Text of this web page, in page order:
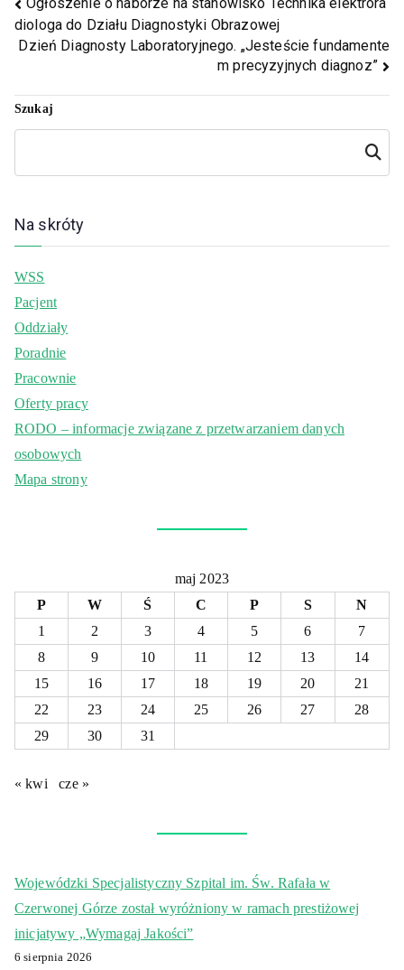
Ogłoszenie o naborze na stanowisko Technika elektrora
diologa do Działu Diagnostyki Obrazowej
Dzień Diagnosty Laboratoryjnego. „Jesteście fundamente
m precyzyjnych diagnoz”
Szukaj
Szukaj
Na skróty
WSS
Pacjent
Oddziały
Poradnie
Pracownie
Oferty pracy
RODO – informacje związane z przetwarzaniem danych
osobowych
Mapa strony
maj 2023
P
W Ś C P S
N
1
2 3 4 5 6
7
8
9 10 11 12 13
14
15
16 17 18 19 20
21
22
23 24 25 26 27
28
29
30 31
« kwi cze »
Wojewódzki Specjalistyczny Szpital im. Św. Rafała w
Czerwonej Górze został wyróżniony w ramach prestiżowej
inicjatywy „Wymagaj Jakości”
6 sierpnia 2026